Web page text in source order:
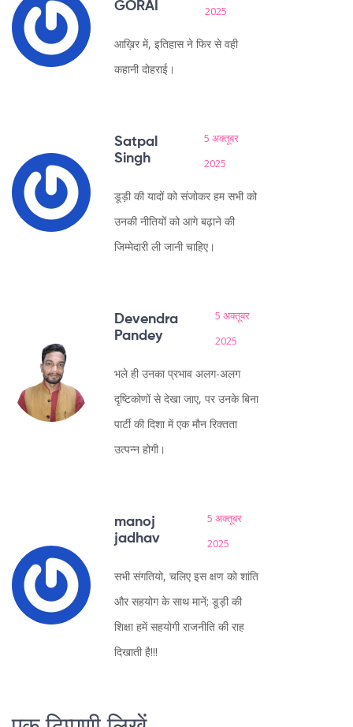
GORAI 2025
आख़िर में, इतिहास ने फिर से वही
कहानी दोहराई।
Satpal
Singh
5 अक्तूबर
2025
डूड़ी की यादों को संजोकर हम सभी को
उनकी नीतियों को आगे बढ़ाने की
जिम्मेदारी ली जानी चाहिए।
Devendra
Pandey
5 अक्तूबर
2025
भले ही उनका प्रभाव अलग-अलग
दृष्टिकोणों से देखा जाए, पर उनके बिना
पार्टी की दिशा में एक मौन रिक्तता
उत्पन्न होगी।
manoj
jadhav
5 अक्तूबर
2025
सभी संगतियो, चलिए इस क्षण को शांति
और सहयोग के साथ मानें; डूड़ी की
शिक्षा हमें सहयोगी राजनीति की राह
दिखाती है!!!